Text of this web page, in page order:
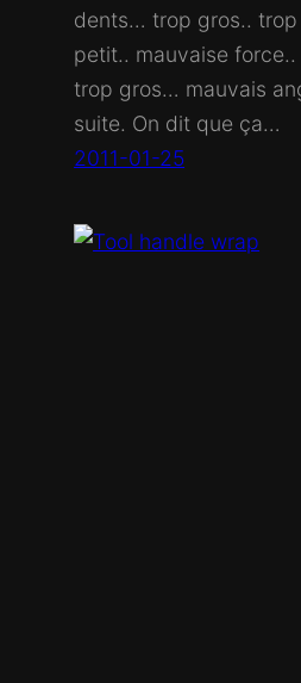
dents… trop gros..
petit.. mauvaise
trop gros… mauvais
suite. On dit que ça…
2011-01-25